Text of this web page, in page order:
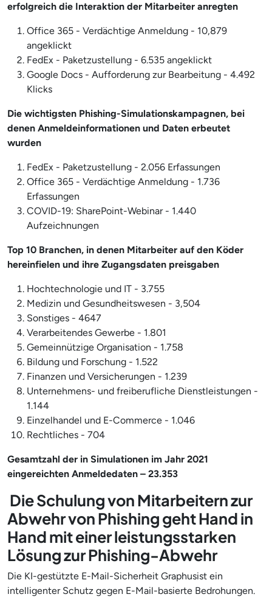
erfolgreich die Interaktion der Mitarbeiter anregten
Office 365 - Verdächtige Anmeldung - 10,879
angeklickt
FedEx - Paketzustellung - 6.535 angeklickt
Google Docs - Aufforderung zur Bearbeitung - 4.492
Klicks
Die wichtigsten Phishing-Simulationskampagnen, bei
denen Anmeldeinformationen und Daten erbeutet
wurden
FedEx - Paketzustellung - 2.056 Erfassungen
Office 365 - Verdächtige Anmeldung - 1.736
Erfassungen
COVID-19: SharePoint-Webinar - 1.440
Aufzeichnungen
Top 10 Branchen, in denen Mitarbeiter auf den Köder
hereinfielen und ihre Zugangsdaten preisgaben
Hochtechnologie und IT - 3.755
Medizin und Gesundheitswesen - 3,504
Sonstiges - 4647
Verarbeitendes Gewerbe - 1.801
Gemeinnützige Organisation - 1.758
Bildung und Forschung - 1.522
Finanzen und Versicherungen - 1.239
Unternehmens- und freiberufliche Dienstleistungen -
1.144
Einzelhandel und E-Commerce - 1.046
Rechtliches - 704
Gesamtzahl der in Simulationen im Jahr 2021
eingereichten Anmeldedaten – 23.353
Die Schulung von Mitarbeitern zur
Abwehr von Phishing geht Hand in
Hand mit einer leistungsstarken
Lösung zur Phishing-Abwehr
Die KI-gestützte E-Mail-Sicherheit Graphusist ein
intelligenter Schutz gegen E-Mail-basierte Bedrohungen.